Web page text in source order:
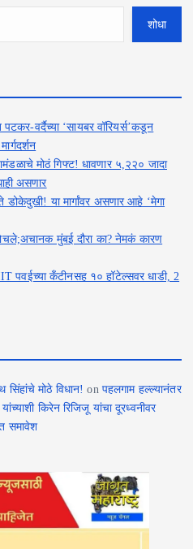
शोधा
वर्दैच्या ‘सायबर वॉरियर्स’कडून
मोठं गिफ्ट! धावणार ५,२२० जादा
असणार
डोकेदुखी! या मार्गांवर असणार आहे ‘मेगा
मुंबई दौरा का? नेमकं कारण
पवईच्या कँटीनसह १० हॉटेल्सवर धाडी, 2
सिंहांचे मोठे विधान! on पहलगाम हल्ल्यानंतर
किरेन रिजिजू यांचा दूरध्वनीवर
समावेश